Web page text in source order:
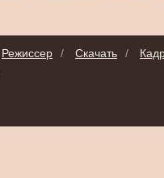
Режиссер / Скачать /